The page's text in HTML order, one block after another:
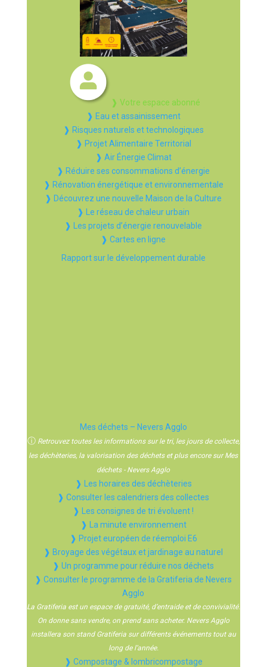
❱ Votre espace abonné
❱ Eau et assainissement
❱ Risques naturels et technologiques
❱ Projet Alimentaire Territorial
❱ Air Énergie Climat
❱ Réduire ses consommations d’énergie
❱ Rénovation énergétique et environnementale
❱ Découvrez une nouvelle Maison de la Culture
❱ Le réseau de chaleur urbain
❱ Les projets d’énergie renouvelable
❱ Cartes en ligne
Rapport sur le développement durable
Mes déchets – Nevers Agglo
ⓘ Retrouvez toutes les informations sur le tri, les jours de collecte,
les déchèteries, la valorisation des déchets et plus encore sur Mes
déchets - Nevers Agglo
❱ Les horaires des déchèteries
❱ Consulter les calendriers des collectes
❱ Les consignes de tri évoluent !
❱ La minute environnement
❱ Projet européen de réemploi E6
❱ Broyage des végétaux et jardinage au naturel
❱ Un programme pour réduire nos déchets
❱ Consulter le programme de la Gratiferia de Nevers
Agglo
La Gratiferia est un espace de gratuité, d’entraide et de convivialité.
On donne sans vendre, on prend sans acheter. Nevers Agglo
installera son stand Gratiferia sur différents événements tout au
long de l’année.
❱ Compostage & lombricompostage